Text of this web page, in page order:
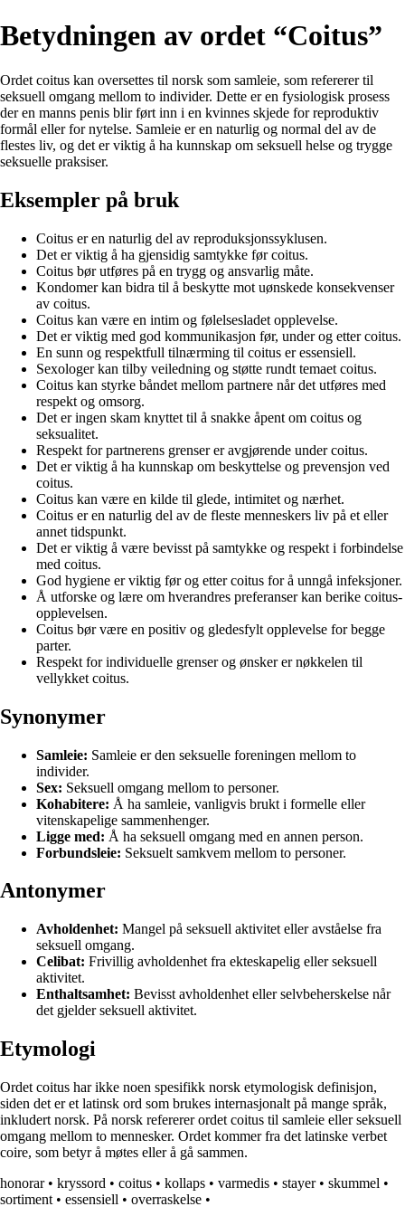
Betydningen av ordet “Coitus”
Ordet coitus kan oversettes til norsk som samleie, som refererer til
seksuell omgang mellom to individer. Dette er en fysiologisk prosess
der en manns penis blir ført inn i en kvinnes skjede for reproduktiv
formål eller for nytelse. Samleie er en naturlig og normal del av de
flestes liv, og det er viktig å ha kunnskap om seksuell helse og trygge
seksuelle praksiser.
Eksempler på bruk
Coitus er en naturlig del av reproduksjonssyklusen.
Det er viktig å ha gjensidig samtykke før coitus.
Coitus bør utføres på en trygg og ansvarlig måte.
Kondomer kan bidra til å beskytte mot uønskede konsekvenser
av coitus.
Coitus kan være en intim og følelsesladet opplevelse.
Det er viktig med god kommunikasjon før, under og etter coitus.
En sunn og respektfull tilnærming til coitus er essensiell.
Sexologer kan tilby veiledning og støtte rundt temaet coitus.
Coitus kan styrke båndet mellom partnere når det utføres med
respekt og omsorg.
Det er ingen skam knyttet til å snakke åpent om coitus og
seksualitet.
Respekt for partnerens grenser er avgjørende under coitus.
Det er viktig å ha kunnskap om beskyttelse og prevensjon ved
coitus.
Coitus kan være en kilde til glede, intimitet og nærhet.
Coitus er en naturlig del av de fleste menneskers liv på et eller
annet tidspunkt.
Det er viktig å være bevisst på samtykke og respekt i forbindelse
med coitus.
God hygiene er viktig før og etter coitus for å unngå infeksjoner.
Å utforske og lære om hverandres preferanser kan berike coitus-
opplevelsen.
Coitus bør være en positiv og gledesfylt opplevelse for begge
parter.
Respekt for individuelle grenser og ønsker er nøkkelen til
vellykket coitus.
Synonymer
Samleie: Samleie er den seksuelle foreningen mellom to
individer.
Sex: Seksuell omgang mellom to personer.
Kohabitere: Å ha samleie, vanligvis brukt i formelle eller
vitenskapelige sammenhenger.
Ligge med: Å ha seksuell omgang med en annen person.
Forbundsleie: Seksuelt samkvem mellom to personer.
Antonymer
Avholdenhet: Mangel på seksuell aktivitet eller avståelse fra
seksuell omgang.
Celibat: Frivillig avholdenhet fra ekteskapelig eller seksuell
aktivitet.
Enthaltsamhet: Bevisst avholdenhet eller selvbeherskelse når
det gjelder seksuell aktivitet.
Etymologi
Ordet coitus har ikke noen spesifikk norsk etymologisk definisjon,
siden det er et latinsk ord som brukes internasjonalt på mange språk,
inkludert norsk. På norsk refererer ordet coitus til samleie eller seksuell
omgang mellom to mennesker. Ordet kommer fra det latinske verbet
coire, som betyr å møtes eller å gå sammen.
honorar• kryssord • coitus • kollaps • varmedis • stayer• skummel •
sortiment • essensiell • overraskelse •